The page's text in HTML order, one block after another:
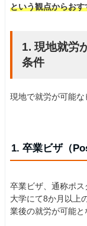
という観点からお
1. 現地就労
条件
現地で就労が可能な
1. 卒業ビザ（
卒業ビザ、通称ポス
大学にて8か月以上
業後の就労が可能と